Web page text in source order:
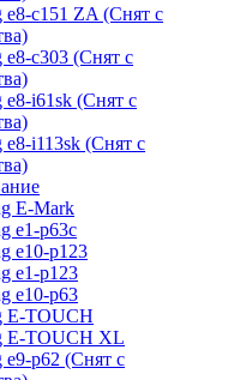
e8-c151 ZA (Снят с
e8-c303 (Снят с
e8-i61sk (Снят с
e8-i113sk (Снят с
E-Mark
e1-p63с
e10-p123
e1-p123
e10-p63
E-TOUCH
E-TOUCH XL
e9-p62 (Снят с